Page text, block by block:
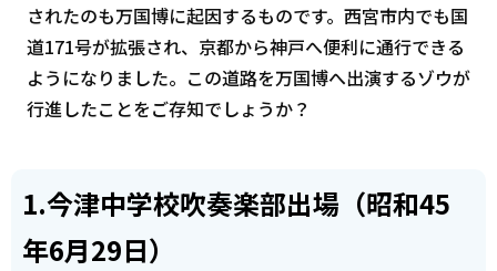
されたのも万国博に起因するものです。西宮市内でも国
道171号が拡張され、京都から神戸へ便利に通行できる
ようになりました。この道路を万国博へ出演するゾウが
行進したことをご存知でしょうか？
1.今津中学校吹奏楽部出場（昭和45
年6月29日）